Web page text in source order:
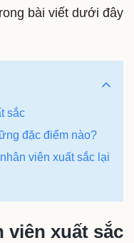
bài viết dưới đây
sắc
đặc điểm nào?
viên xuất sắc lại
viên xuất sắc